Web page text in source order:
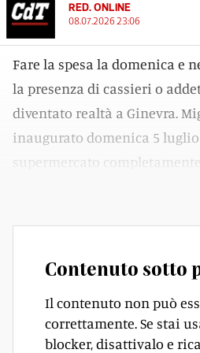
RED. ONLINE
08.07.2026 23:06
Fare la spesa la domenica e
la presenza di cassieri o
diventato realtà a Ginevra.
inaugurato domenica 5
supermercato
Contenuto sotto
Il contenuto non può
correttamente. Se stai
blocker, disattivalo e